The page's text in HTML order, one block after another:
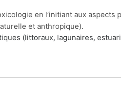
en l’initiant aux
et anthropique).
(littoraux, lagunaires,